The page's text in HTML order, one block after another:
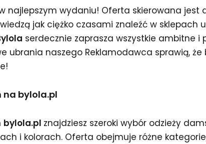
najlepszym wydaniu! Oferta skierowana jest
jak ciężko czasami znaleźć w sklepach
serdecznie zaprasza wszystkie ambitne i
ubrania naszego Reklamodawca sprawią, że
na bylola.pl
bylola.pl znajdziesz szeroki wybór odzieży
i kolorach. Oferta obejmuje różne